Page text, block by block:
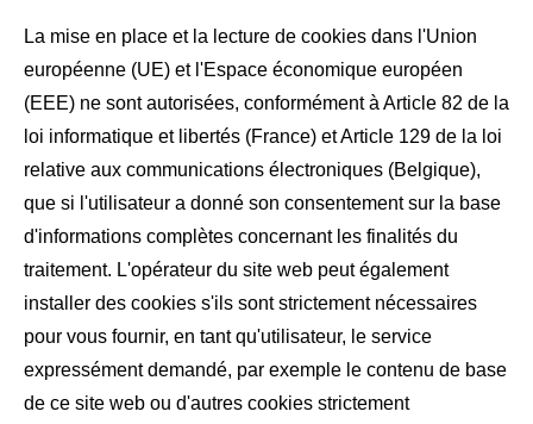
La mise en place et la lecture de cookies dans l'Union
européenne (UE) et l'Espace économique européen
(EEE) ne sont autorisées, conformément à Article 82 de la
loi informatique et libertés (France) et Article 129 de la loi
relative aux communications électroniques (Belgique),
que si l'utilisateur a donné son consentement sur la base
d'informations complètes concernant les finalités du
traitement. L'opérateur du site web peut également
installer des cookies s'ils sont strictement nécessaires
pour vous fournir, en tant qu'utilisateur, le service
expressément demandé, par exemple le contenu de base
de ce site web ou d'autres cookies strictement